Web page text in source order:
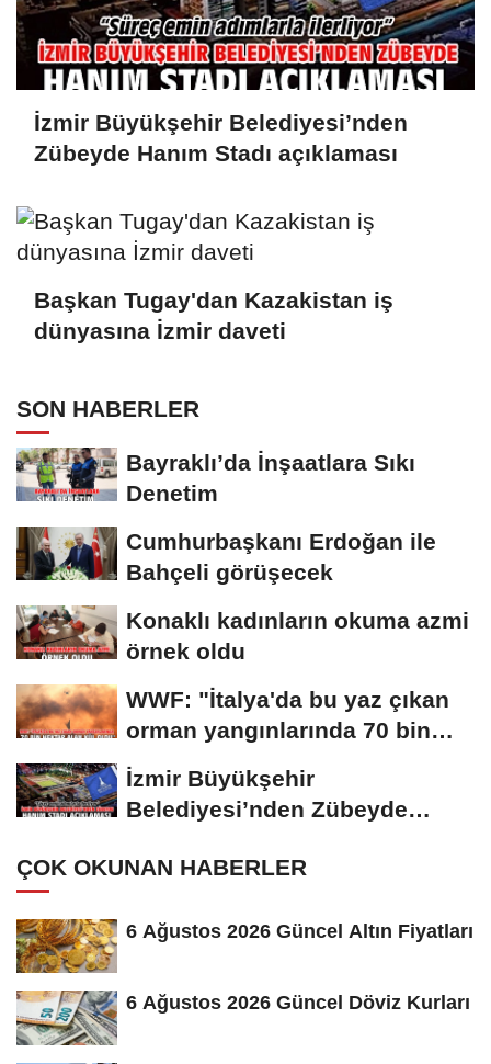
İzmir Büyükşehir Belediyesi’nden
Zübeyde Hanım Stadı açıklaması
Başkan Tugay'dan Kazakistan iş
dünyasına İzmir daveti
SON HABERLER
Bayraklı’da İnşaatlara Sıkı
Denetim
Cumhurbaşkanı Erdoğan ile
Bahçeli görüşecek
Konaklı kadınların okuma azmi
örnek oldu
WWF: "İtalya'da bu yaz çıkan
orman yangınlarında 70 bin
hektar alan...
İzmir Büyükşehir
Belediyesi’nden Zübeyde
ÇOK OKUNAN HABERLER
6 Ağustos 2026 Güncel Altın Fiyatları
6 Ağustos 2026 Güncel Döviz Kurları